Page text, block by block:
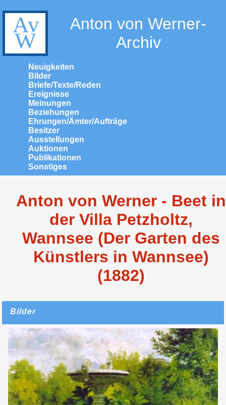
Anton von Werner-
Archiv
Neuigkeiten
Bilder
Briefe/Texte/Reden
Ereignisse
Meinungen
Beziehungen
Ehrungen/Ämter/Aufträge
Besitzer
Ausstellungen
Auktionen
Publikationen
Sonstiges
Anton von Werner - Beet in
der Villa Petzholtz,
Wannsee (Der Garten des
Künstlers in Wannsee)
(1882)
Bilder